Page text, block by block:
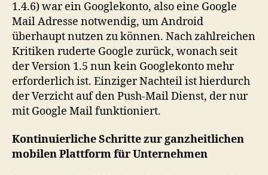
1.4.6) war ein Googlekonto, also eine Google
Mail Adresse notwendig, um Android
überhaupt nutzen zu können. Nach zahlreichen
Kritiken ruderte Google zurück, wonach seit
der Version 1.5 nun kein Googlekonto mehr
erforderlich ist. Einziger Nachteil ist hierdurch
der Verzicht auf den Push-Mail Dienst, der nur
mit Google Mail funktioniert.
Kontinuierliche Schritte zur ganzheitlichen
mobilen Plattform für Unternehmen